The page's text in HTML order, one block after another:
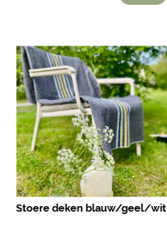
Stoere deken blauw/geel/wit